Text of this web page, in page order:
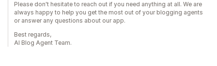
Please don't hesitate to reach out if you need anything at all. We are
always happy to help you get the most out of your blogging agents
or answer any questions about our app.
Best regards,
AI Blog Agent Team.